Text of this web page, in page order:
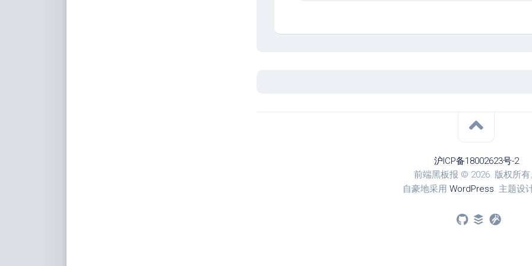
沪ICP备18002623号-2
前端黑板报 © 2026. 版权所有
自豪地采用 WordPress. 主题设